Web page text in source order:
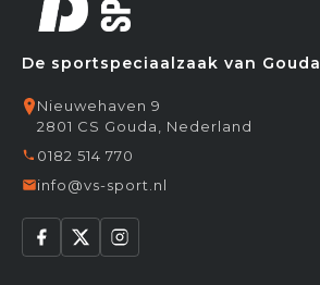
De sportspeciaalzaak van Gouda
Nieuwehaven 9
2801 CS Gouda, Nederland
0182 514 770
info@vs-sport.nl